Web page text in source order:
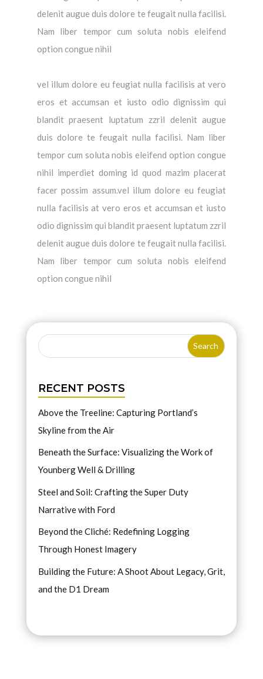
delenit augue duis dolore te feugait nulla facilisi.
Nam liber tempor cum soluta nobis eleifend
option congue nihil
vel illum dolore eu feugiat nulla facilisis at vero
eros et accumsan et iusto odio dignissim qui
blandit praesent luptatum zzril delenit augue
duis dolore te feugait nulla facilisi. Nam liber
tempor cum soluta nobis eleifend option congue
nihil imperdiet doming id quod mazim placerat
facer possim assum.vel illum dolore eu feugiat
nulla facilisis at vero eros et accumsan et iusto
odio dignissim qui blandit praesent luptatum zzril
delenit augue duis dolore te feugait nulla facilisi.
Nam liber tempor cum soluta nobis eleifend
option congue nihil
RECENT POSTS
Above the Treeline: Capturing Portland’s
Skyline from the Air
Beneath the Surface: Visualizing the Work of
Younberg Well & Drilling
Steel and Soil: Crafting the Super Duty
Narrative with Ford
Beyond the Cliché: Redefining Logging
Through Honest Imagery
Building the Future: A Shoot About Legacy, Grit,
and the D1 Dream